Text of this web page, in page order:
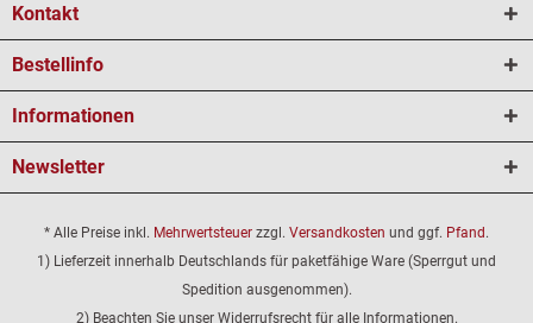
Kontakt
Bestellinfo
Informationen
Newsletter
* Alle Preise inkl. Mehrwertsteuer zzgl. Versandkosten und ggf. Pfand .
1) Lieferzeit innerhalb Deutschlands für paketfähige Ware (Sperrgut und
Spedition ausgenommen).
2) Beachten Sie unser Widerrufsrecht für alle Informationen.